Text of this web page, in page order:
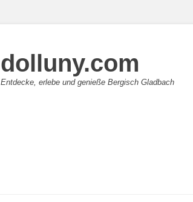
dolluny.com
Entdecke, erlebe und genieße Bergisch Gladbach